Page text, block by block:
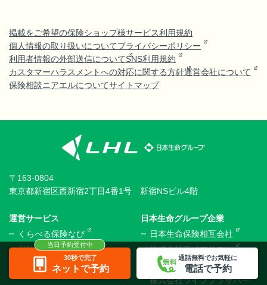
掲載をご希望の保険ショップ様サービス利用規約
個人情報の取り扱いについてプライバシーポリシー
利用者情報の外部送信についてSNS利用規約
カスタマーハラスメントへの対応に関する方針運営会社について
保険相談ニアエルについてサイトマップ
〒163-0804
東京都新宿区西新宿2丁目4番1号 新宿NSビル4階
運営サービス
くらべる保険なび
保険ノリアル
くらしのお金ニアエル
日本生命グループ企業
日本生命保険相互会社
株式会社ライフサロン
株式会社ほけんの110番
株式会社ライフプラザパー
30秒で完了
ネットで予約
通話無料でお気軽に
電話で予約